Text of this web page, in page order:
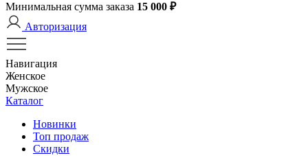
Минимальная сумма заказа 15 000 ₽
Авторизация
Навигация
Женское
Мужское
Каталог
Новинки
Топ продаж
Скидки